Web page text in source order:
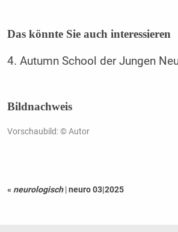
Das könnte Sie auch interessieren
4. Autumn School der Jungen
Bildnachweis
Vorschaubild: © Autor
« neurologisch |neuro 03|2025